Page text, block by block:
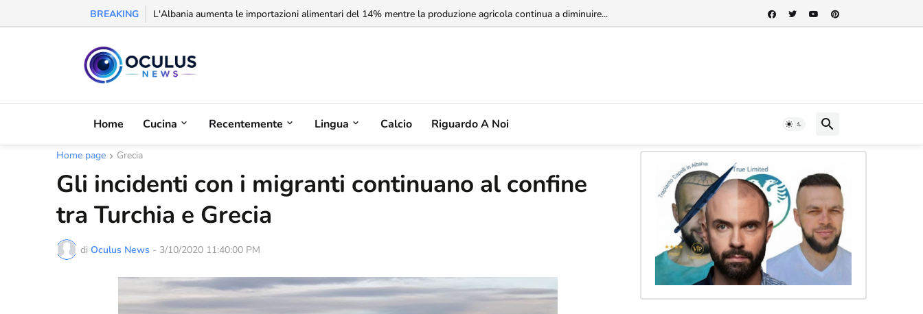
BREAKING Riconoscimento alla balcanica: la Serbia non riconosce il Kosovo, ma l'Albania potrebbe riconoscere la Serbia nel cuore della storia albanese...
Home Cucina Recentemente Lingua Calcio Riguardo A Noi
Home page Grecia
Gli incidenti con i migranti continuano al confine
tra Turchia e Grecia
di Oculus News - 3/10/2020 11:40:00 PM